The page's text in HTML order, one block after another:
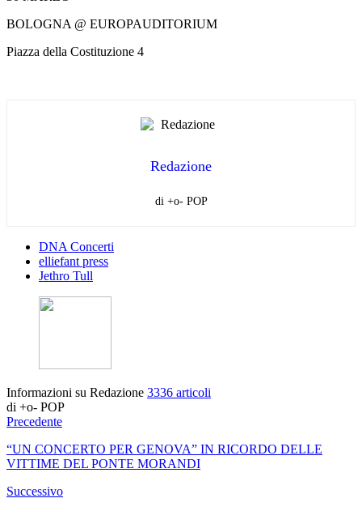
BOLOGNA @ EUROPAUDITORIUM
Piazza della Costituzione 4
Redazione
di +o- POP
DNA Concerti
elliefant press
Jethro Tull
Informazioni su Redazione 3336 articoli
di +o- POP
Precedente
“UN CONCERTO PER GENOVA” IN RICORDO DELLE
VITTIME DEL PONTE MORANDI
Successivo